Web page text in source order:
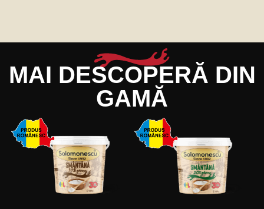
MAI DESCOPERĂ DIN
GAMĂ